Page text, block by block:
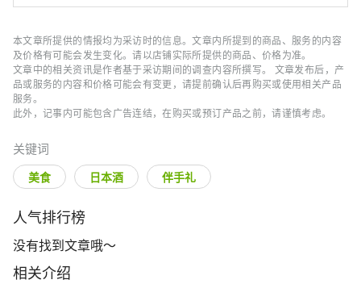
本文章所提供的情报均为采访时的信息。文章内所提到的商品、服务的内容
及价格有可能会发生变化。请以店铺实际所提供的商品、价格为准。
文章中的相关资讯是作者基于采访期间的调查内容所撰写。 文章发布后，产
品或服务的内容和价格可能会有变更，请提前确认后再购买或使用相关产品
服务。
此外，记事内可能包含广告连结，在购买或预订产品之前，请谨慎考虑。
关键词
美食 日本酒 伴手礼
人气排行榜
没有找到文章哦～
相关介绍